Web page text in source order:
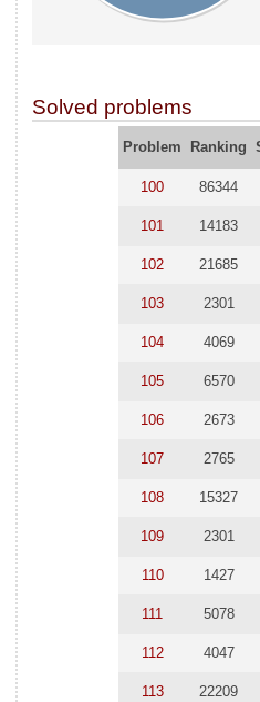
Solved problems
Problem Ranking
100 86344
101 14183
102 21685
103 2301
104 4069
105 6570
106 2673
107 2765
108 15327
109 2301
110 1427
111 5078
112 4047
113 22209